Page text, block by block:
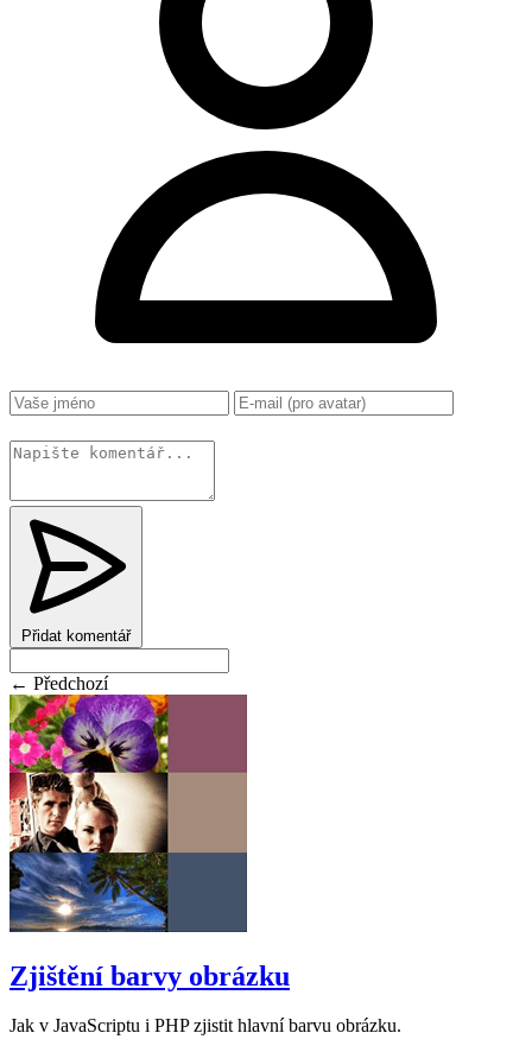
Přidat komentář
← Předchozí
Zjištění barvy obrázku
Jak v JavaScriptu i PHP zjistit hlavní barvu obrázku.